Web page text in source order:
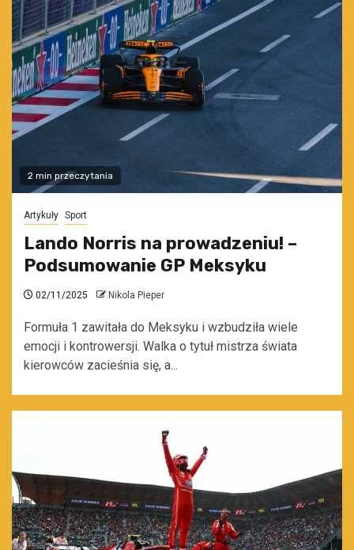
2 min przeczytania
Artykuły Sport
Lando Norris na prowadzeniu! –
Podsumowanie GP Meksyku
02/11/2025 Nikola Pieper
Formuła 1 zawitała do Meksyku i wzbudziła wiele
emocji i kontrowersji. Walka o tytuł mistrza świata
kierowców zacieśnia się, a...